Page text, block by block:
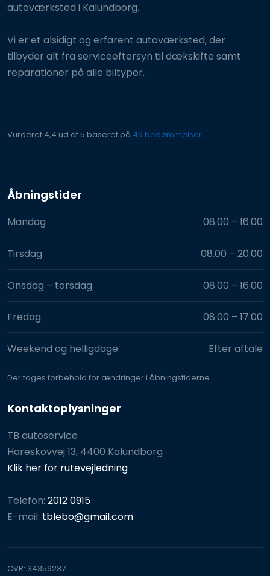
autoværksted i Kalundborg.
Vi er et alsidigt og erfarent autoværksted, der
tilbyder alt fra serviceeftersyn til dækskifte samt
reparationer på alle biltyper.
Vurderet 4,4 ud af 5 baseret på 49 bedømmelser.​
Åbningstider​
Mandag 08.00 – 16.00​
Tirsdag 08.00 – 20.00​
Onsdag – torsdag 08.00 – 16.00​
Fredag 08.00 – 17.00​
Weekend og helligdage Efter aftale
Der tages for​behold for ændringer i åbningstiderne.
Kontaktoplysninger
TB autoservice
Hareskovvej 13, 4400 Kalundborg
Klik her for rutevejledning
Telefon:2012 0915
E-mail: tblebo@gmail.com
CVR​: 34359237